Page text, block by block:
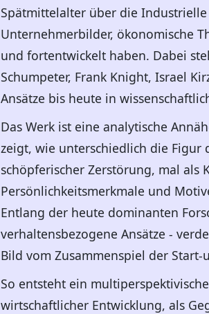
Spätmittelalter über die
Unternehmerbilder, ökonomische
und fortentwickelt haben. Dabei
Schumpeter, Frank Knight, Israel
Ansätze bis heute in
Das Werk ist eine analytische
zeigt, wie unterschiedlich die Figur
schöpferischer Zerstörung, mal als
Persönlichkeitsmerkmale und
Entlang der heute dominanten
verhaltensbezogene Ansätze -
Bild vom Zusammenspiel der
So entsteht ein
wirtschaftlicher Entwicklung, als